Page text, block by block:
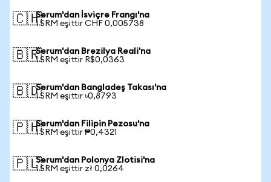
🇨🇭Serum'dan İsviçre Frangı'na
1 SRM eşittir CHF 0,005738
🇧🇷Serum'dan Brezilya Reali'na
1 SRM eşittir R$0,0363
🇧🇩Serum'dan Bangladeş Takası'na
1 SRM eşittir ৳0,8793
🇵🇭Serum'dan Filipin Pezosu'na
1 SRM eşittir ₱0,4321
🇵🇱Serum'dan Polonya Zlotisi'na
1 SRM eşittir zł 0,0264